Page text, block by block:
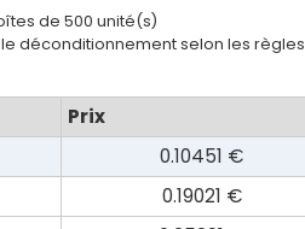
de 500 unité(s)
déconditionnement selon les règles
Prix
0.10451 €
0.19021 €